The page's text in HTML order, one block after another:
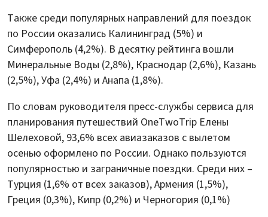
Также среди популярных направлений для поездок
по России оказались Калининград (5%) и
Симферополь (4,2%). В десятку рейтинга вошли
Минеральные Воды (2,8%), Краснодар (2,6%), Казань
(2,5%), Уфа (2,4%) и Анапа (1,8%).
По словам руководителя пресс-службы сервиса для
планирования путешествий OneTwoTrip Елены
Шелеховой, 93,6% всех авиазаказов с вылетом
осенью оформлено по России. Однако пользуются
популярностью и заграничные поездки. Среди них –
Турция (1,6% от всех заказов), Армения (1,5%),
Греция (0,3%), Кипр (0,2%) и Черногория (0,1%)